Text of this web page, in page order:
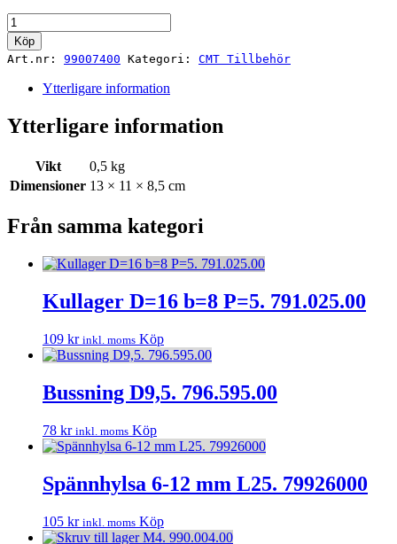
Skruv
M3,5*5,7.
990.074.00
Köp
Art.nr: 99007400 Kategori: CMT Tillbehör
Ytterligare information
Ytterligare information
Vikt
0,5 kg
Dimensioner 13 × 11 × 8,5 cm
Från samma kategori
Kullager D=16 b=8 P=5. 791.025.00
109 kr inkl. moms Köp
Bussning D9,5. 796.595.00
78 kr inkl. moms Köp
Spännhylsa 6-12 mm L25. 79926000
105 kr inkl. moms Köp